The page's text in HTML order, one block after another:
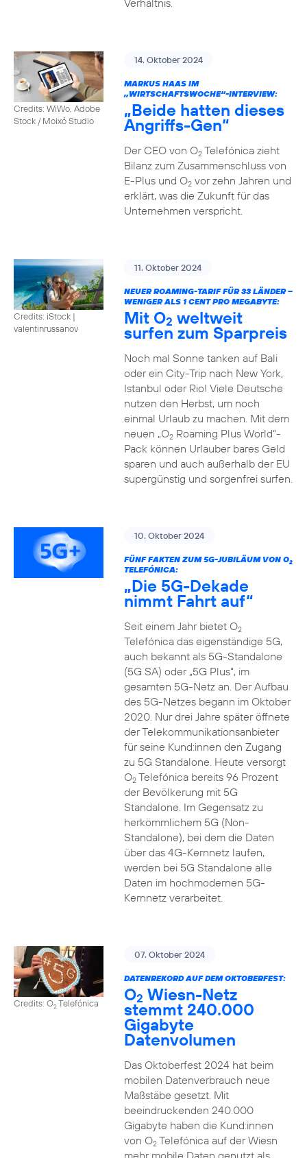
Verhältnis.
Credits: WiWo, Adobe
Stock / Moixó Studio
14. Oktober 2024
MARKUS HAAS IM
„WIRTSCHAFTSWOCHE“-INTERVIEW:
„Beide hatten dieses
Angriffs-Gen“
Der CEO von O2Telefónica zieht
Bilanz zum Zusammenschluss von
E-Plus und O2vor zehn Jahren und
erklärt, was die Zukunft für das
Unternehmen verspricht.
Credits: iStock |
valentinrussanov
11. Oktober 2024
NEUER ROAMING-TARIF FÜR 33 LÄNDER –
WENIGER ALS 1 CENT PRO MEGABYTE:
Mit O2 weltweit
surfen zum Sparpreis
Noch mal Sonne tanken auf Bali
oder ein City-Trip nach New York,
Istanbul oder Rio! Viele Deutsche
nutzen den Herbst, um noch
einmal Urlaub zu machen. Mit dem
neuen „O2Roaming Plus World“-
Pack können Urlauber bares Geld
sparen und auch außerhalb der EU
supergünstig und sorgenfrei surfen.
10. Oktober 2024
FÜNF FAKTEN ZUM 5G-JUBILÄUM VON O2
TELEFÓNICA:
„Die 5G-Dekade
nimmt Fahrt auf“
Seit einem Jahr bietet O2
Telefónica das eigenständige 5G,
auch bekannt als 5G-Standalone
(5G SA) oder „5G Plus“, im
gesamten 5G-Netz an. Der Aufbau
des 5G-Netzes begann im Oktober
2020. Nur drei Jahre später öffnete
der Telekommunikationsanbieter
für seine Kund:innen den Zugang
zu 5G Standalone. Heute versorgt
O2Telefónica bereits 96 Prozent
der Bevölkerung mit 5G
Standalone. Im Gegensatz zu
herkömmlichem 5G (Non-
Standalone), bei dem die Daten
über das 4G-Kernnetz laufen,
werden bei 5G Standalone alle
Daten im hochmodernen 5G-
Kernnetz verarbeitet.
Credits: O2Telefónica
07. Oktober 2024
DATENREKORD AUF DEM OKTOBERFEST:
O2 Wiesn-Netz
stemmt 240.000
Gigabyte
Datenvolumen
Das Oktoberfest 2024 hat beim
mobilen Datenverbrauch neue
Maßstäbe gesetzt. Mit
beeindruckenden 240.000
Gigabyte haben die Kund:innen
von O2Telefónica auf der Wiesn
mehr mobile Daten genutzt als